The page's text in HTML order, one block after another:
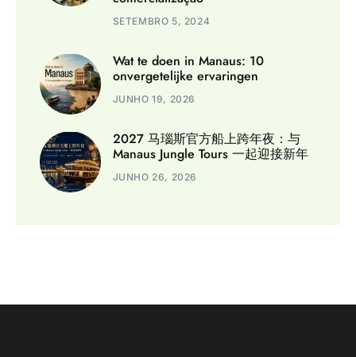
SETEMBRO 5, 2024
Wat te doen in Manaus: 10
onvergetelijke ervaringen
JUNHO 19, 2026
2027 马瑙斯官方船上跨年夜：与
Manaus Jungle Tours 一起迎接新年
JUNHO 26, 2026